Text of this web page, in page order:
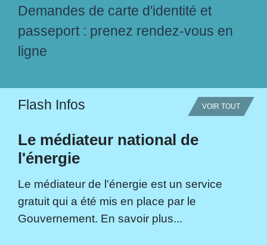
Demandes de carte d'identité et
passeport : prenez rendez-vous en
ligne
Flash Infos VOIR TOUT
Le médiateur national de
l'énergie
Le médiateur de l'énergie est un service
gratuit qui a été mis en place par le
Gouvernement. En savoir plus...